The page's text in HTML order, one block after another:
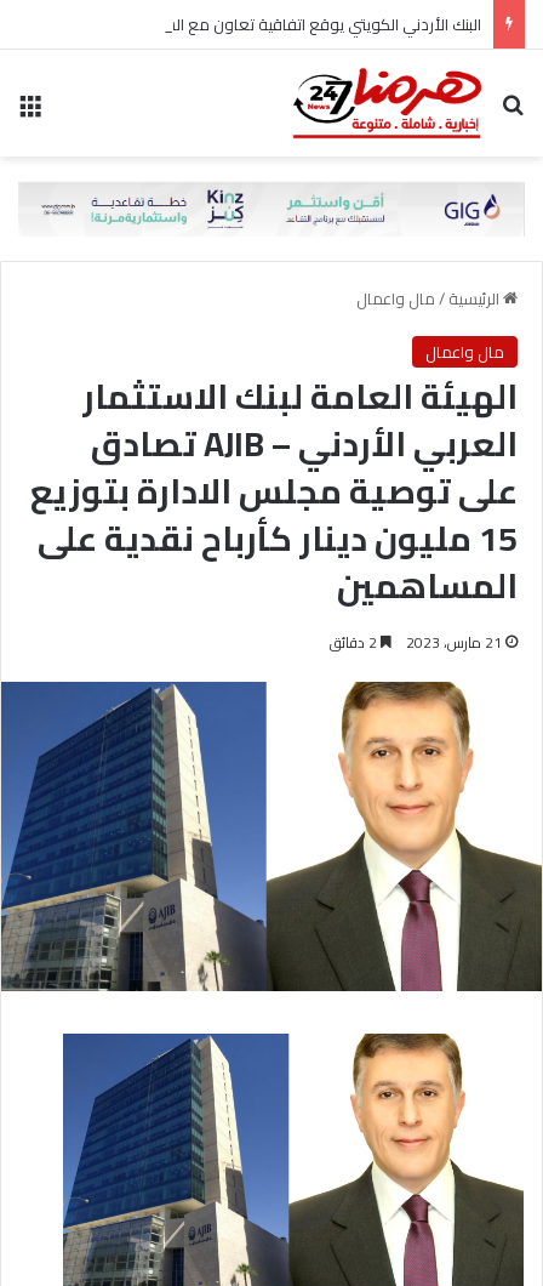
بحث عن
الرئيسية/مال واعمال
مال واعمال
الهيئة العامة لبنك الاستثمار
العربي الأردني – AJIB تصادق
على توصية مجلس الادارة بتوزيع
15 مليون دينار كأرباح نقدية على
المساهمين
21 مارس، 2023